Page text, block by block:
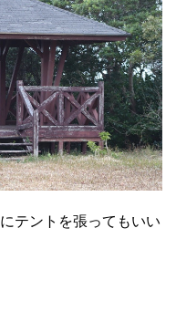
テントを張ってもいい